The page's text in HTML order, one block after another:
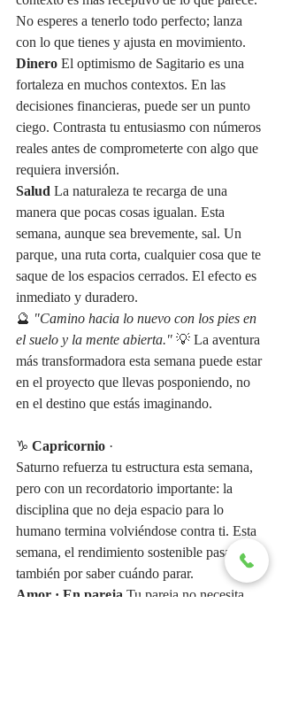
No esperes a tenerlo todo perfecto; lanza
con lo que tienes y ajusta en movimiento.
Dinero El optimismo de Sagitario es una
fortaleza en muchos contextos. En las
decisiones financieras, puede ser un punto
ciego. Contrasta tu entusiasmo con números
reales antes de comprometerte con algo que
requiera inversión.
Salud La naturaleza te recarga de una
manera que pocas cosas igualan. Esta
semana, aunque sea brevemente, sal. Un
parque, una ruta corta, cualquier cosa que te
saque de los espacios cerrados. El efecto es
inmediato y duradero.
🔮 "Camino hacia lo nuevo con los pies en
el suelo y la mente abierta." 💡 La aventura
más transformadora esta semana puede estar
en el proyecto que llevas posponiendo, no
en el destino que estás imaginando.
♑ Capricornio ·
Saturno refuerza tu estructura esta semana,
pero con un recordatorio importante: la
disciplina que no deja espacio para lo
humano termina volviéndose contra ti. Esta
semana, el rendimiento sostenible pasa
también por saber cuándo parar.
Amor · En pareja Tu pareja no necesita